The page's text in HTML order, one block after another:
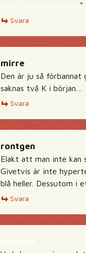
”
Svara
mirre
Den är ju så
saknas två K i början…
Svara
rontgen
Elakt att man inte kan
Givetvis är inte
blå heller. Dessutom i
Svara